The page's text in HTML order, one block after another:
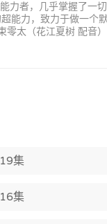
者，几乎掌握了
力，致力于做一
太（花江夏树 配
集
集